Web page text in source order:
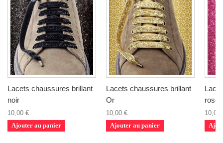
Lacets chaussures brillant
noir
10,00 €
Ajouter au panier
Lacets chaussures brillant
Or
10,00 €
Ajouter au panier
rose
10,00